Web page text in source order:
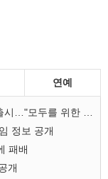
연예
정보 공개
패배
개